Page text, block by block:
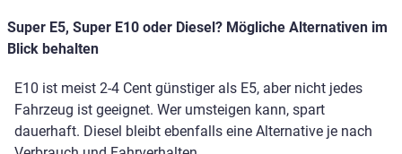
Super E5, Super E10 oder Diesel? Mögliche Alternativen im
Blick behalten
E10 ist meist 2-4 Cent günstiger als E5, aber nicht jedes
Fahrzeug ist geeignet. Wer umsteigen kann, spart
dauerhaft. Diesel bleibt ebenfalls eine Alternative je nach